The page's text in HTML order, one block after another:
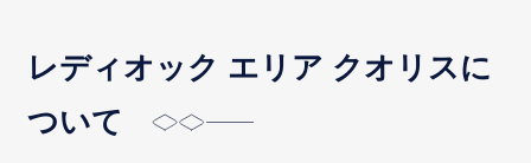
レディオック エリア クオリスに
ついて